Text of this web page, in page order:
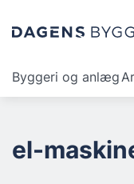
Byggeri og anlæg
el-